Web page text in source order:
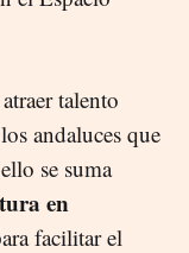
talento
andaluces que
se suma
en
facilitar el